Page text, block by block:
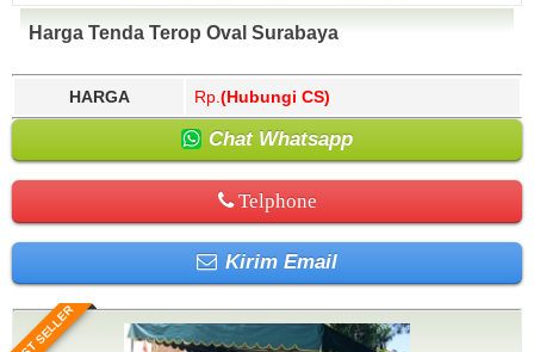
Harga Tenda Terop Oval Surabaya
HARGA Rp. (Hubungi CS)
Chat Whatsapp
Telphone
Kirim Email
BEST SELLER